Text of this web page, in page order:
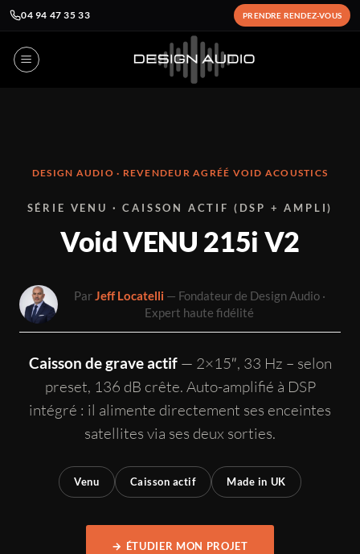
04 94 47 35 33 PRENDRE RENDEZ-VOUS
DESIGN AUDIO · REVENDEUR AGRÉÉ VOID ACOUSTICS
SÉRIE VENU · CAISSON ACTIF (DSP + AMPLI)
Void VENU 215i V2
ParJeff Locatelli— Fondateur de Design Audio ·
Expert haute fidélité
Caisson de grave actif— 2×15″, 33 Hz – selon
preset, 136 dB crête. Auto-amplifié à DSP
intégré : il alimente directement ses enceintes
satellites via ses deux sorties.
Venu Caisson actif Made in UK
→ ÉTUDIER MON PROJET